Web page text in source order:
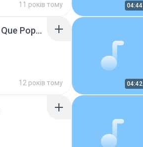
11 років тому 04:44
MC Boladinho - Que Popo esse Que Popo Gigante (DjWn) (áudio Oficial).mp3
12 років тому 04:42